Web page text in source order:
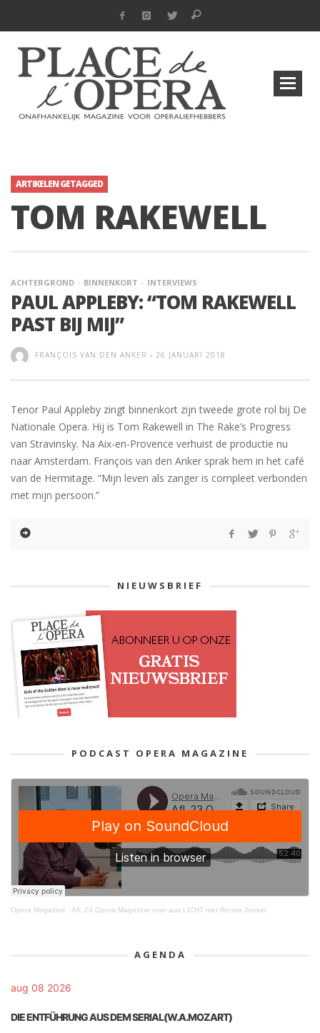
ARTIKELEN GETAGGED
TOM RAKEWELL
ACHTERGROND BINNENKORT INTERVIEWS
PAUL APPLEBY: “TOM RAKEWELL
PAST BIJ MIJ”
FRANÇOIS VAN DEN ANKER - 26 JANUARI 2018
Tenor Paul Appleby zingt binnenkort zijn tweede grote rol bij De
Nationale Opera. Hij is Tom Rakewell in The Rake’s Progress
van Stravinsky. Na Aix-en-Provence verhuist de productie nu
naar Amsterdam. François van den Anker sprak hem in het café
van de Hermitage. “Mijn leven als zanger is compleet verbonden
met mijn persoon.”
NIEUWSBRIEF
PODCAST OPERA MAGAZINE
Opera Magazine · Afl. 23 Opera Magazine over aus LICHT met Renee Jonker
AGENDA
aug 08 2026
DIE ENTFÜHRUNG AUS DEM SERIAL(W.A.MOZART)